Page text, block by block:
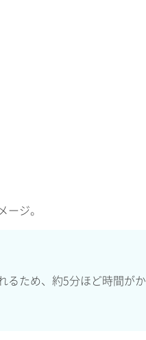
ジ。
るため、約5分ほど時間がか